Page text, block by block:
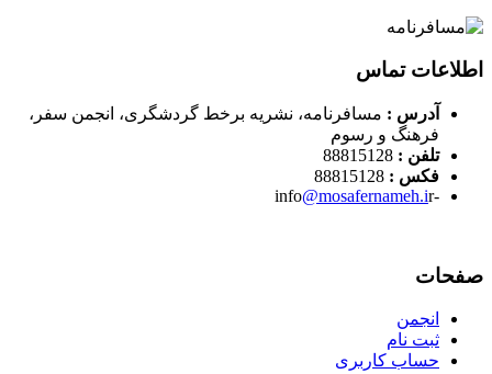
اطلاعات تماس
آدرس : مسافرنامه، نشریه برخط گردشگری، انجمن سفر،
فرهنگ و رسوم
تلفن :
فکس :
-info
@mosafernameh.ir
صفحات
انجمن
ثبت نام
حساب کاربری